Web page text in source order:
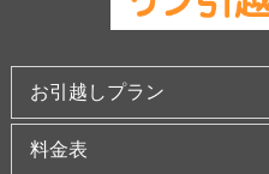
お引越しプラン
料金表